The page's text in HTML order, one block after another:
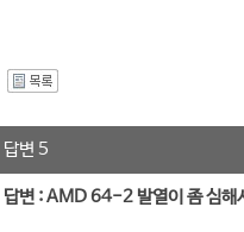
답변 5
답변 : AMD 64-2 발열이 좀 심해